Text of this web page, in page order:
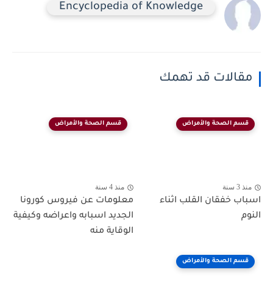
Encyclopedia of Knowledge
مقالات قد تهمك
قسم الصحة والأمراض
منذ 3 سنة
اسباب خفقان القلب اثناء
النوم
قسم الصحة والأمراض
منذ 4 سنة
معلومات عن فيروس كورونا
الجديد اسبابه واعراضه وكيفية
الوقاية منه
قسم الصحة والأمراض